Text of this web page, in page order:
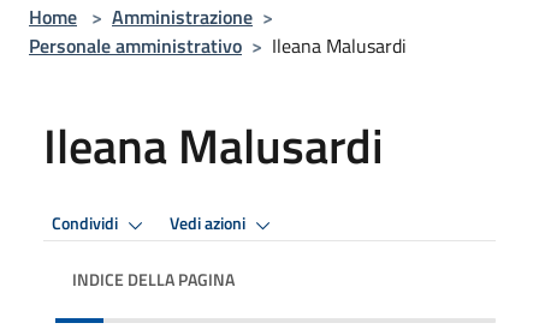
Home > Amministrazione >
Personale amministrativo > Ileana Malusardi
Ileana Malusardi
Condividi Vedi azioni
INDICE DELLA PAGINA